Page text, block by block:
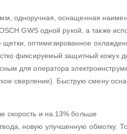
одноручная, оснащенная
GWS одной рукой, а также
щетки, оптимизированное
фиксируемый защитный кожух
для оператора
сверление). Быструю смену
скорость и на 13% больше
новую улучшенную обмотку.